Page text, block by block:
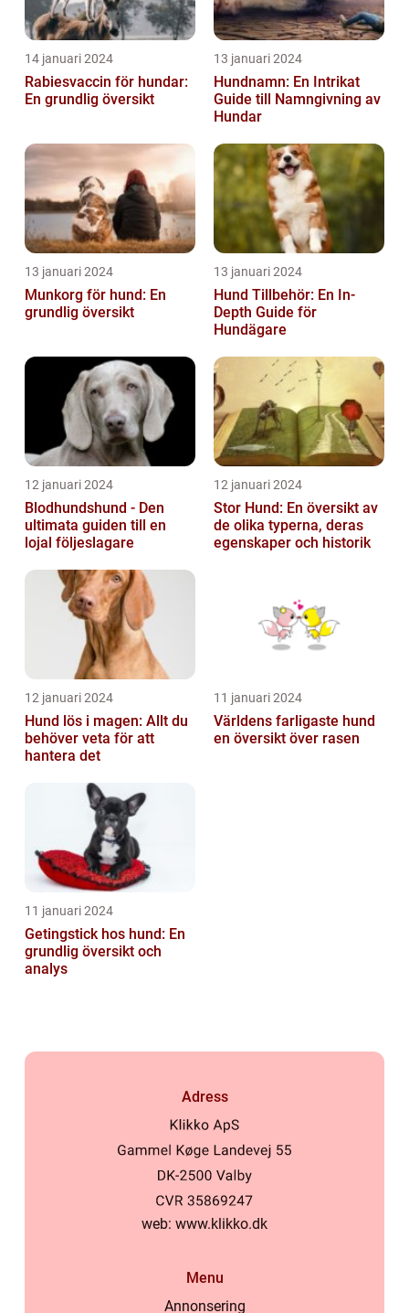
14 januari 2024
Rabiesvaccin för hundar:
En grundlig översikt
13 januari 2024
Hundnamn: En Intrikat
Guide till Namngivning av
Hundar
13 januari 2024
Munkorg för hund: En
grundlig översikt
13 januari 2024
Hund Tillbehör: En In-
Depth Guide för
Hundägare
12 januari 2024
Blodhundshund - Den
ultimata guiden till en
lojal följeslagare
12 januari 2024
Stor Hund: En översikt av
de olika typerna, deras
egenskaper och historik
12 januari 2024
Hund lös i magen: Allt du
behöver veta för att
hantera det
11 januari 2024
Världens farligaste hund
en översikt över rasen
11 januari 2024
Getingstick hos hund: En
grundlig översikt och
analys
Adress
web: www.klikko.dk
Menu
Annonsering